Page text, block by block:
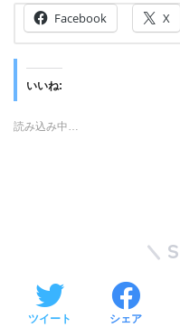
Facebook X
いいね:
読み込み中…
ツイート シェア